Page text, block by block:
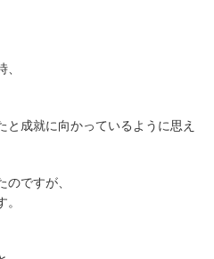
と成就に向かっているように思え
ですが、